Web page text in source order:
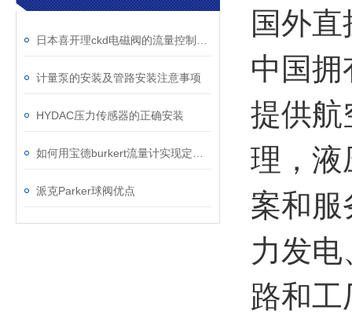
计量泵的安装及管路安装注意事项
HYDAC压力传感器的正确安装
派克Parker球阀优点
国外
中国
提供航
理，液
案和服
力发
路和